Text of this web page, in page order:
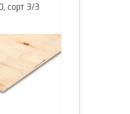
сорт 3/3